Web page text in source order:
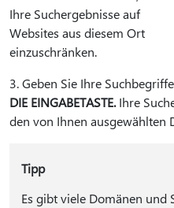
Ihre Suchergebnisse auf
Websites aus diesem Ort
einzuschränken.
3. Geben Sie Ihre
DIE EINGABETASTE.Ihre
den von Ihnen ausgewählten
Tipp
Es gibt viele Domänen und